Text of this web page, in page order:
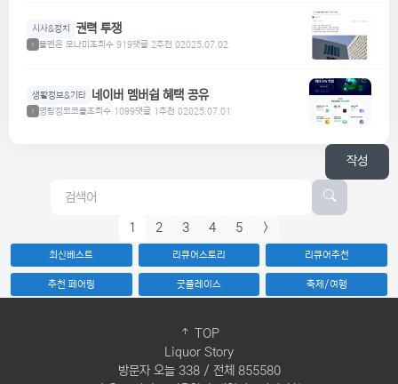
시사&정치 권력 투쟁
1 볼펜은 모나미 조회수 919댓글 2추천 02025.07.02
생활정보&기타 네이버 멤버쉽 혜택 공유
1 명탐정코코볼조회수 1099댓글 1추천 02025.07.01
작성
1 2 3 4 5 >
최신베스트 리큐어스토리 리큐어추천
추천 페어링 굿플레이스 축제/여행
Liquor Story
TOP
방문자 오늘 338 / 전체 855580